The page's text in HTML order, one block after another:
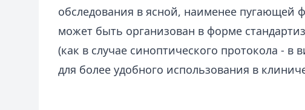
обследования в ясной, наименее пугающей
может быть организован в форме
(как в случае синоптического протокола - в
для более удобного использования в